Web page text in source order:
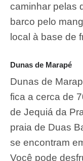
caminhar pelas
barco pelo
local à base de
Dunas de Marapé
Dunas de
fica a cerca de
de Jequiá da
praia de Duas
se encontram
Você pode